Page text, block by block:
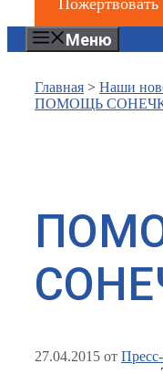
Пожертвовать
Меню
Главная > Наши
ПОМОЩЬ
27.04.2015 от